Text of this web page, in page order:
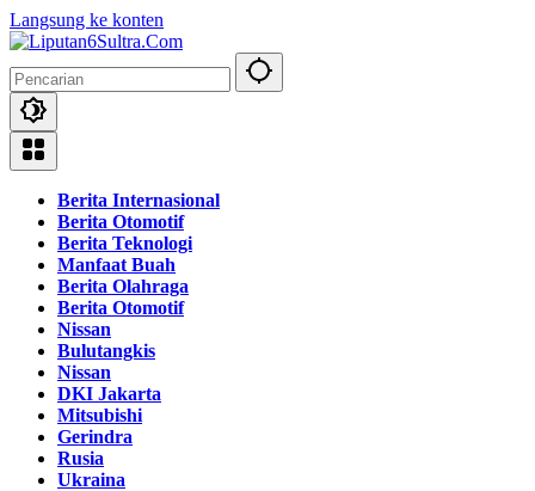
Langsung ke konten
Berita Internasional
Berita Otomotif
Berita Teknologi
Manfaat Buah
Berita Olahraga
Berita Otomotif
Nissan
Bulutangkis
Nissan
DKI Jakarta
Mitsubishi
Gerindra
Rusia
Ukraina